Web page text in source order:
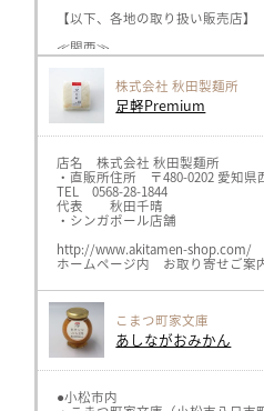
【以下、各地の取り扱い販売店】
≪関西≫
キャロットhttps://www.carrot-
ヘルスライフ、オーガニックプ
メルカートピッコロ https://
≪関東≫
ボンラスパイユhttps://
AMRITARA https://
≪中部≫
GIFTSPREMIUMhttps://
ロカボーノ伏見店https://
三川屋 https://www.sangawa-
飛騨物産館 https://
旬楽善 各店 https://shun-
≪北陸≫
ナチュレ片山 https://nature-
株式会社 秋田製麺所
足軽Premium
店名 株式会社 秋田製麺所
・直販所住所 〒480-0202 愛知県
TEL 0568-28-1844
代表 秋田千晴
・シンガポール店舗
http://www.akitamen-shop.com/
ホームページ内 お取り寄せご案
こまつ町家文庫
あしながおみかん
●小松市内